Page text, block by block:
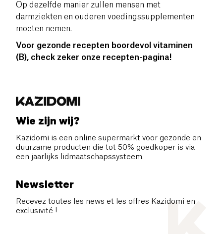
Op dezelfde manier zullen mensen met
darmziekten en ouderen voedingssupplementen
moeten nemen.
Voor gezonde recepten boordevol vitaminen
(B), check zeker onze recepten-pagina!
Wie zijn wij?
Kazidomi is een online supermarkt voor gezonde en
duurzame producten die tot 50% goedkoper is via
een jaarlijks lidmaatschapssysteem.
Newsletter
Recevez toutes les news et les offres Kazidomi en
exclusivité !